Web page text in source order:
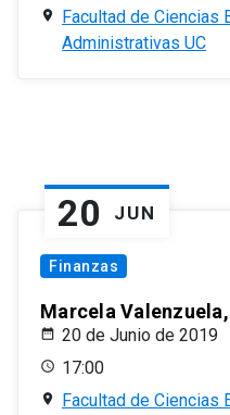
Facultad de Ciencias
Administrativas UC
20 JUN
Finanzas
Marcela
20 de Junio de 2019
17:00
Facultad de Ciencias